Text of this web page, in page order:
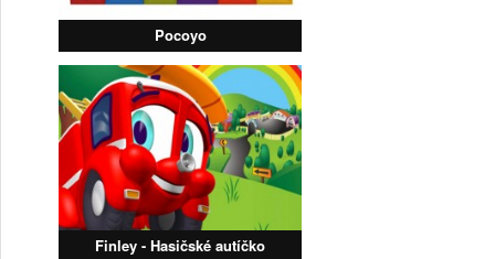
Pocoyo
Finley - Hasičské autíčko